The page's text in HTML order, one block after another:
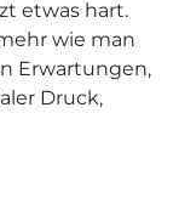
etwas hart.
wie man
Erwartungen,
Druck,